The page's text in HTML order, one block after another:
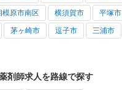
模原市南区 横須賀市 平塚市
茅ヶ崎市 逗子市 三浦市
剤師求人を路線で探す